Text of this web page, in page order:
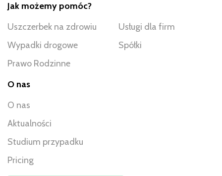
Jak możemy pomóc?
Uszczerbek na zdrowiu
Wypadki drogowe
Prawo Rodzinne
Usługi dla firm
Spółki
O nas
O nas
Aktualności
Studium przypadku
Pricing